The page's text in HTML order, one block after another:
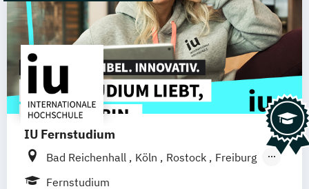
IU Fernstudium
Bad Reichenhall Köln Rostock
Freiburg
Kiel
Frankfurt am Main
Fernstudium